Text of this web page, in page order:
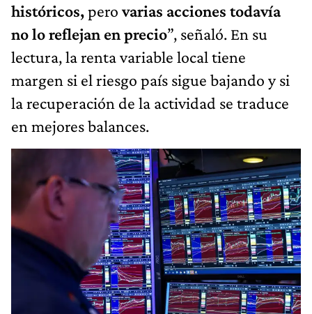
históricos,perovarias acciones todavía
no lo reflejan en precio”, señaló. En su
lectura, la renta variable local tiene
margen si el riesgo país sigue bajando y si
la recuperación de la actividad se traduce
en mejores balances.